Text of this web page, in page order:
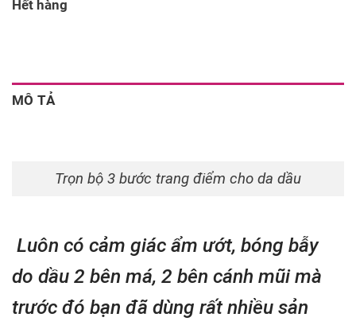
Hết hàng
MÔ TẢ
Trọn bộ 3 bước trang điểm cho da dầu
Luôn có cảm giác ẩm ướt, bóng bẫy
do dầu 2 bên má, 2 bên cánh mũi mà
trước đó bạn đã dùng rất nhiều sản